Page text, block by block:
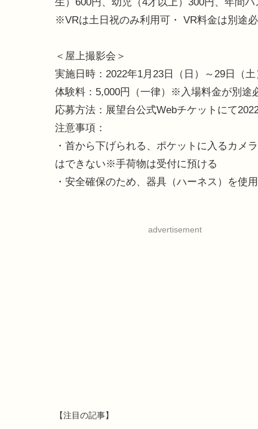
※VRは土日祝のみ利用可・ VR料金は別途
＜屋上撮影会＞
実施日時：2022年1月23日（日）～29日（
体験料：5,000円（一律）※入場料金が別途
応募方法：展望台公式Webチケットにて
注意事項：
・首から下げられる、ポケットに入るカメ
はできない※手荷物は受付に預ける
・安全確保のため、器具（ハーネス）を
advertisement
【注目の記事】